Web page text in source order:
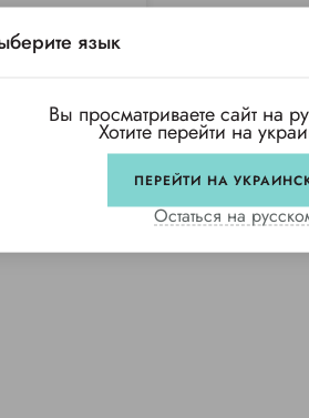
язык
Вы просматриваете сайт на
Хотите перейти на
ПЕРЕЙТИ НА
Остаться на